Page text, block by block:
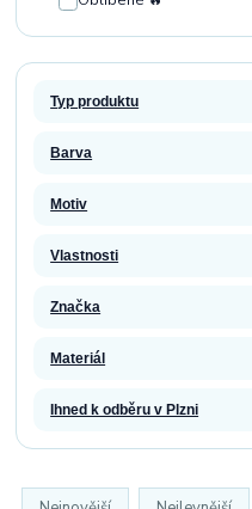
Typ produktu
Barva
Motiv
Vlastnosti
Značka
Materiál
Ihned k odběru v Plzni